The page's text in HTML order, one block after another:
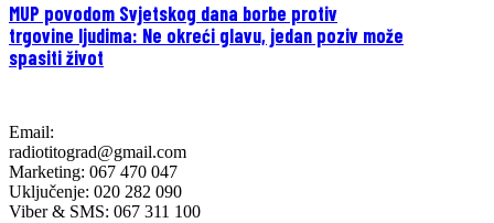
MUP povodom Svjetskog dana borbe protiv
trgovine ljudima: Ne okreći glavu, jedan poziv može
spasiti život
Email:
radiotitograd@gmail.com
Marketing: 067 470 047
Uključenje: 020 282 090
Viber & SMS: 067 311 100